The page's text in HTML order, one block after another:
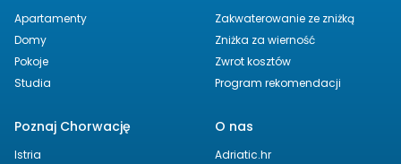
Apartamenty
Domy
Pokoje
Studia
Zakwaterowanie ze zniżką
Zniżka za wierność
Zwrot kosztów
Program rekomendacji
Poznaj Chorwację
Istria
O nas
Adriatic.hr